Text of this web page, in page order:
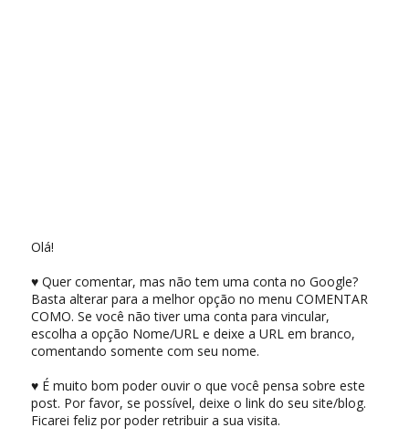
Olá!
♥ Quer comentar, mas não tem uma conta no Google?
Basta alterar para a melhor opção no menu COMENTAR
COMO. Se você não tiver uma conta para vincular,
escolha a opção Nome/URL e deixe a URL em branco,
comentando somente com seu nome.
♥ É muito bom poder ouvir o que você pensa sobre este
post. Por favor, se possível, deixe o link do seu site/blog.
Ficarei feliz por poder retribuir a sua visita.